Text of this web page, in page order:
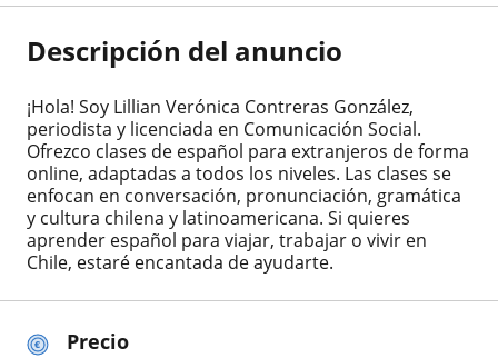
Precio
Descripción del anuncio
¡Hola! Soy Lillian Verónica Contreras González,
periodista y licenciada en Comunicación Social.
Ofrezco clases de español para extranjeros de forma
online, adaptadas a todos los niveles. Las clases se
enfocan en conversación, pronunciación, gramática
y cultura chilena y latinoamericana. Si quieres
aprender español para viajar, trabajar o vivir en
Chile, estaré encantada de ayudarte.